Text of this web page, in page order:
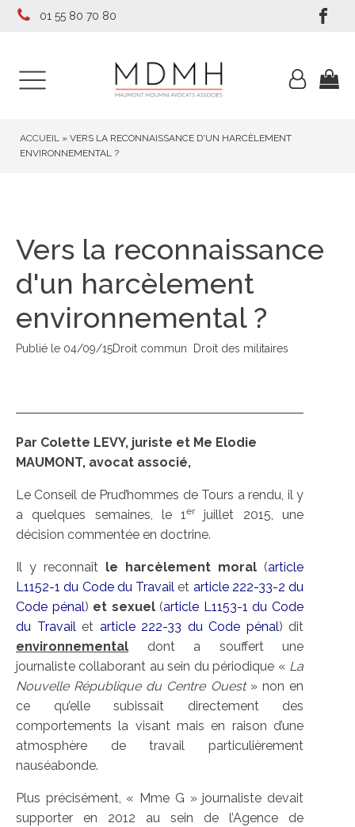
01 55 80 70 80
ACCUEIL » VERS LA RECONNAISSANCE D'UN HARCÈLEMENT
ENVIRONNEMENTAL ?
Vers la reconnaissance
d'un harcèlement
environnemental ?
Publié le 04/09/15Droit commun Droit des militaires
Par Colette LEVY, juriste et Me Elodie
MAUMONT, avocat associé,
Le Conseil de Prud’hommes de Tours a rendu, il y
a quelques semaines, le 1erjuillet 2015, une
décision commentée en doctrine.
Il y reconnaît le harcèlement moral (article
L1152-1 du Code du Travail et article 222-33-2 du
Code pénal) et sexuel(article L1153-1 du Code
du Travail et article 222-33 du Code pénal) dit
environnemental dont a souffert une
journaliste collaborant au sein du périodique « La
Nouvelle République du Centre Ouest» non en
ce qu’elle subissait directement des
comportements la visant mais en raison d’une
atmosphère de travail particulièrement
nauséabonde.
Plus précisément, « Mme G » journaliste devait
supporter en 2012 au sein de l’Agence de